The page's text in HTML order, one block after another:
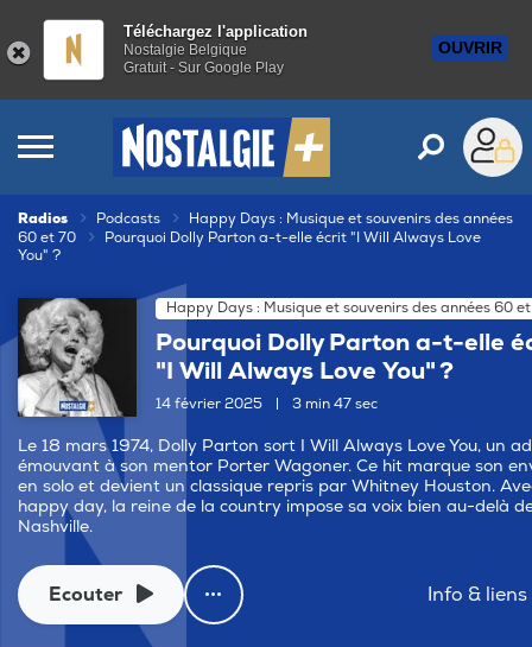
Téléchargez l'application
Nostalgie Belgique
Gratuit - Sur Google Play
OUVRIR
Radios Podcasts
Happy Days : Musique et souvenirs des années
60 et 70
Pourquoi Dolly Parton a-t-elle écrit "I Will Always Love
You" ?
Happy Days : Musique et souvenirs des années 60
Pourquoi Dolly Parton a-t-elle
"I Will Always Love You" ?
14 février 2025 3 min 47 sec
Le 18 mars 1974, Dolly Parton sort I Will Always Love You, un
émouvant à son mentor Porter Wagoner. Ce hit marque son
en solo et devient un classique repris par Whitney Houston.
happy day, la reine de la country impose sa voix bien au-delà
Nashville.
Ecouter Info & liens